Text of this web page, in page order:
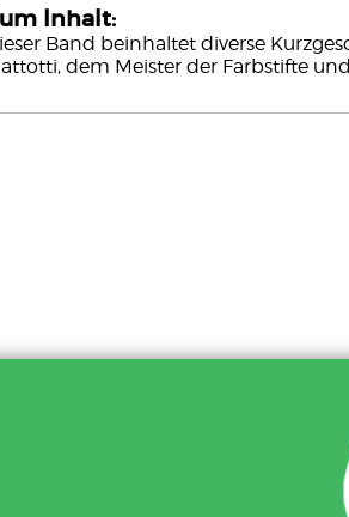
Inhalt:
Band beinhaltet diverse
dem Meister der Farbstifte